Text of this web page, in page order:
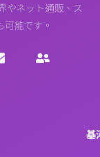
やネット通販、ス
能です。
基